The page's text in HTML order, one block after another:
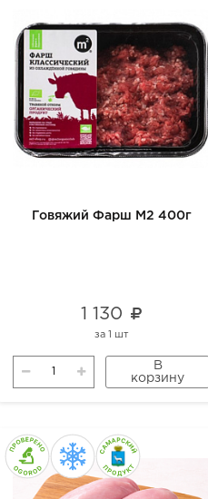
Говяжий Фарш М2 400г
1 130
за 1 шт
В
корзину